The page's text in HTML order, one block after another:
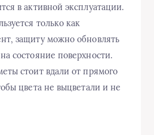
в активной эксплуатации.
только как
защиту можно обновлять
состояние поверхности.
стоит вдали от прямого
цвета не выцветали и не